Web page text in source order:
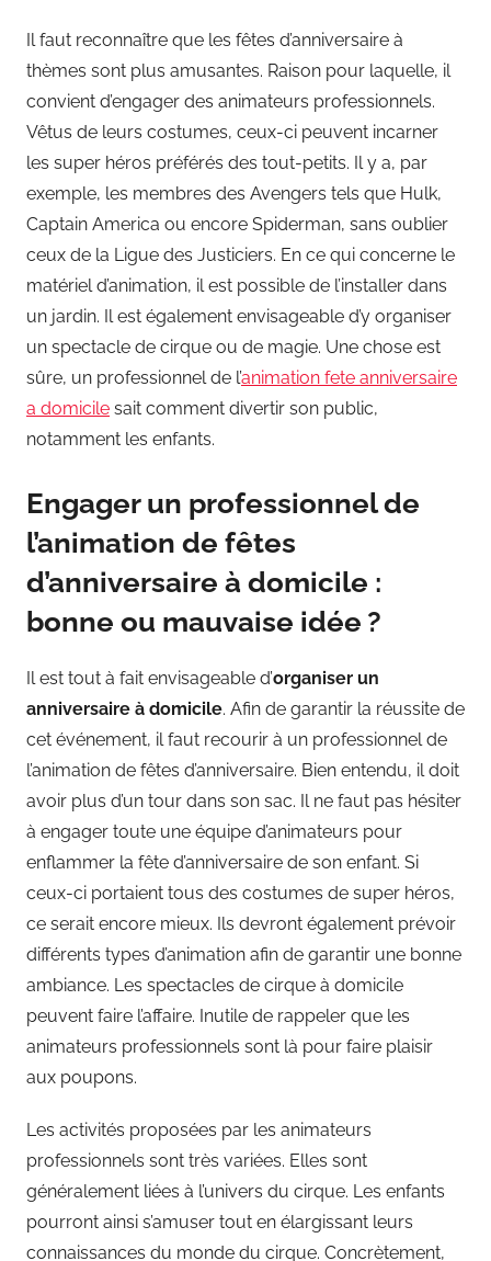
Il faut reconnaître que les fêtes d’anniversaire à
thèmes sont plus amusantes. Raison pour laquelle, il
convient d’engager des animateurs professionnels.
Vêtus de leurs costumes, ceux-ci peuvent incarner
les super héros préférés des tout-petits. Il y a, par
exemple, les membres des Avengers tels que Hulk,
Captain America ou encore Spiderman, sans oublier
ceux de la Ligue des Justiciers. En ce qui concerne le
matériel d’animation, il est possible de l’installer dans
un jardin. Il est également envisageable d’y organiser
un spectacle de cirque ou de magie. Une chose est
sûre, un professionnel de l’animation fete anniversaire
a domicile sait comment divertir son public,
notamment les enfants.
Engager un professionnel de
l’animation de fêtes
d’anniversaire à domicile :
bonne ou mauvaise idée ?
Il est tout à fait envisageable d’organiser un
anniversaire à domicile. Afin de garantir la réussite de
cet événement, il faut recourir à un professionnel de
l’animation de fêtes d’anniversaire. Bien entendu, il doit
avoir plus d’un tour dans son sac. Il ne faut pas hésiter
à engager toute une équipe d’animateurs pour
enflammer la fête d’anniversaire de son enfant. Si
ceux-ci portaient tous des costumes de super héros,
ce serait encore mieux. Ils devront également prévoir
différents types d’animation afin de garantir une bonne
ambiance. Les spectacles de cirque à domicile
peuvent faire l’affaire. Inutile de rappeler que les
animateurs professionnels sont là pour faire plaisir
aux poupons.
Les activités proposées par les animateurs
professionnels sont très variées. Elles sont
généralement liées à l’univers du cirque. Les enfants
pourront ainsi s’amuser tout en élargissant leurs
connaissances du monde du cirque. Concrètement,